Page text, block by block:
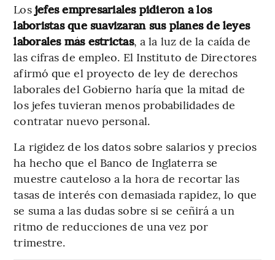
Losjefes empresariales pidieron a los
laboristas que suavizaran sus planes de leyes
laborales más estrictas, a la luz de la caída de
las cifras de empleo. El Instituto de Directores
afirmó que el proyecto de ley de derechos
laborales del Gobierno haría que la mitad de
los jefes tuvieran menos probabilidades de
contratar nuevo personal.
La rigidez de los datos sobre salarios y precios
ha hecho que el Banco de Inglaterra se
muestre cauteloso a la hora de recortar las
tasas de interés con demasiada rapidez, lo que
se suma a las dudas sobre si se ceñirá a un
ritmo de reducciones de una vez por
trimestre.